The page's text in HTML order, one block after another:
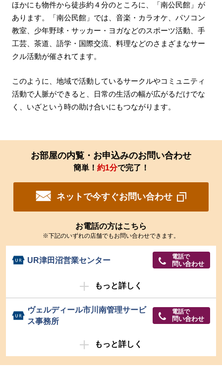
ほかにも物件から徒歩約４分のところに、「南公民館」が
あります。「南公民館」では、音楽・カラオケ、パソコン
教室、少年野球・サッカー・ヨガなどのスポーツ活動、手
工芸、茶道、語学・国際交流、料理などのさまざまなサー
クル活動が催されてます。
このように、地域で活動しているサークルやコミュニティ
活動で人脈ができると、日常の生活の幅が広がるだけでな
く、いざという時の助け合いにもつながります。
お部屋の内覧・お申込みのお問い合わせ
簡単！ 約1分で完了！
ネットで今すぐお問い合わせ
お電話の方はこちら
※下記のいずれの店舗でもお問い合わせできます。
UR津田沼営業センター 電話で
問い合わせ
もっと詳しく
ヴェルディール市川南管理サービ
ス事務所
電話で
問い合わせ
もっと詳しく